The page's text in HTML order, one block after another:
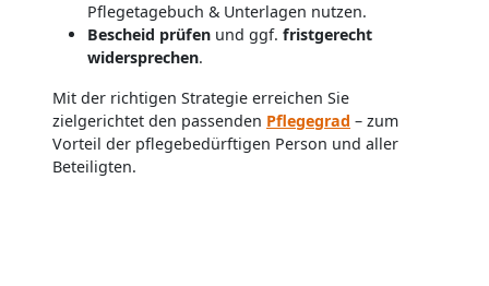
Pflegetagebuch & Unterlagen nutzen.
Bescheid prüfen und ggf. fristgerecht
widersprechen.
Mit der richtigen Strategie erreichen Sie
zielgerichtet den passenden Pflegegrad – zum
Vorteil der pflegebedürftigen Person und aller
Beteiligten.